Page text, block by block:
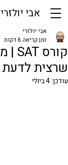
אבי יולזרי
שרצית לדעת
אבי יולזרי
זמן קריאה 6 דקות
עודכן:4 ביולי